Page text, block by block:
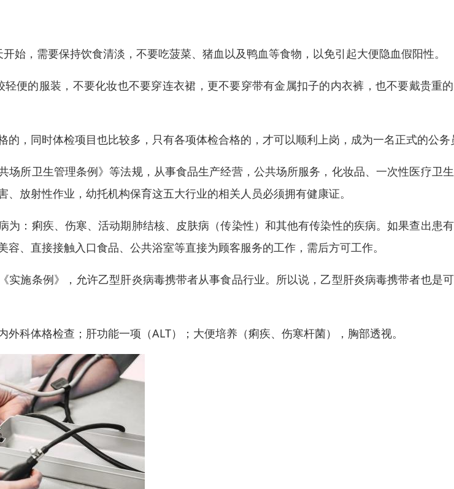
始，需要保持饮食清淡，不要吃菠菜、猪血以及鸭血等食物，以免引起大便隐血假阳性。
轻便的服装，不要化妆也不要穿连衣裙，更不要穿带有金属扣子的内衣裤，也不要戴贵重
的，同时体检项目也比较多，只有各项体检合格的，才可以顺利上岗，成为一名正式的公务
场所卫生管理条例》等法规，从事食品生产经营，公共场所服务，化妆品、一次性医疗卫
、放射性作业，幼托机构保育这五大行业的相关人员必须拥有健康证。
为：痢疾、伤寒、活动期肺结核、皮肤病（传染性）和其他有传染性的疾病。如果查出患
容、直接接触入口食品、公共浴室等直接为顾客服务的工作，需后方可工作。
实施条例》，允许乙型肝炎病毒携带者从事食品行业。所以说，乙型肝炎病毒携带者也是
外科体格检查；肝功能一项（ALT）；大便培养（痢疾、伤寒杆菌），胸部透视。